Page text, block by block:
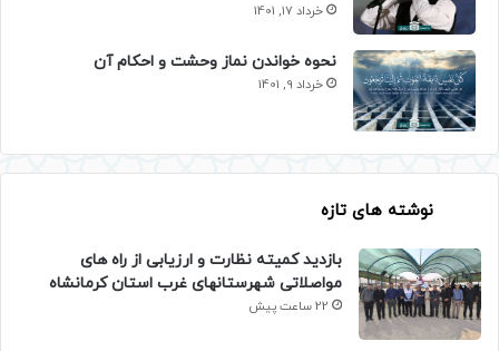
خرداد 17, 1401
نحوه خواندن نماز وحشت و احکام آن
خرداد 9, 1401
نوشته های تازه
بازدید کمیته نظارت و ارزیابی از راه های
مواصلاتی شهرستانهای غرب استان کرمانشاه
22 ساعت پیش